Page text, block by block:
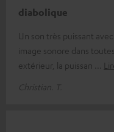
diabolique
Un son très puissant
image sonore dans
extérieur, la puissan
Christian. T.